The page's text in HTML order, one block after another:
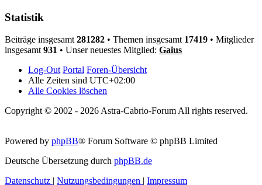
Statistik
Beiträge insgesamt 281282 • Themen insgesamt 17419 • Mitglieder
insgesamt 931 • Unser neuestes Mitglied: Gaius
Log-Out Portal Foren-Übersicht
Alle Zeiten sind UTC+02:00
Alle Cookies löschen
Copyright © 2002 - 2026 Astra-Cabrio-Forum All rights reserved.
Powered by phpBB® Forum Software © phpBB Limited
Deutsche Übersetzung durch phpBB.de
Datenschutz | Nutzungsbedingungen | Impressum